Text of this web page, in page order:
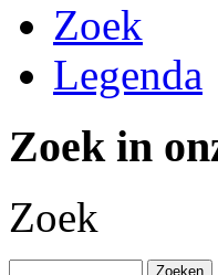
Zoek
Legenda
Zoek in
Zoek